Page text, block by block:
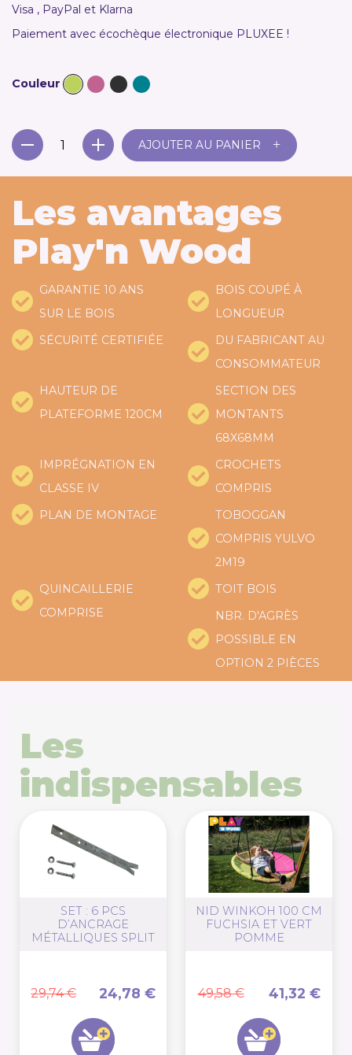
Visa , PayPal et Klarna
Paiement avec écochèque électronique PLUXEE !
Couleur
AJOUTER AU PANIER +
Les avantages
Play'n Wood
GARANTIE 10 ANS
SUR LE BOIS
BOIS COUPÉ À
LONGUEUR
SÉCURITÉ CERTIFIÉE
DU FABRICANT AU
CONSOMMATEUR
HAUTEUR DE
PLATEFORME 120CM
SECTION DES
MONTANTS
68X68MM
IMPRÉGNATION EN
CLASSE IV
CROCHETS
COMPRIS
PLAN DE MONTAGE
TOBOGGAN
COMPRIS YULVO
2M19
QUINCAILLERIE
COMPRISE
TOIT BOIS
NBR. D'AGRÈS
POSSIBLE EN
OPTION 2 PIÈCES
Les
indispensables
SET : 6 PCS
D’ANCRAGE
MÉTALLIQUES SPLIT
29,74 € 24,78 €
NID WINKOH 100 CM
FUCHSIA ET VERT
POMME
49,58 € 41,32 €